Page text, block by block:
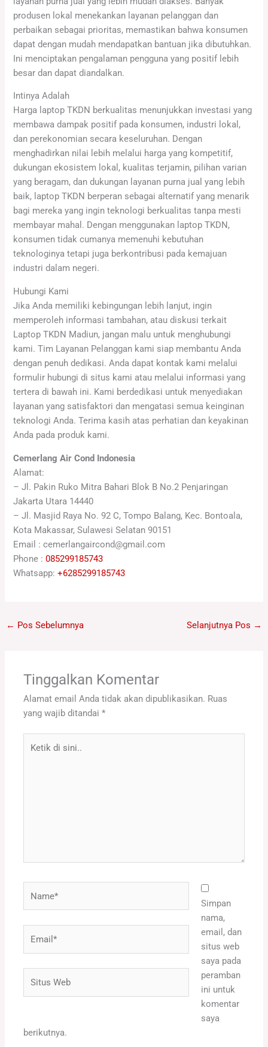
produsen lokal menekankan layanan pelanggan dan
perbaikan sebagai prioritas, memastikan bahwa konsumen
dapat dengan mudah mendapatkan bantuan jika dibutuhkan.
Ini menciptakan pengalaman pengguna yang positif lebih
besar dan dapat diandalkan.
Intinya Adalah
Harga laptop TKDN berkualitas menunjukkan investasi yang
membawa dampak positif pada konsumen, industri lokal,
dan perekonomian secara keseluruhan. Dengan
menghadirkan nilai lebih melalui harga yang kompetitif,
dukungan ekosistem lokal, kualitas terjamin, pilihan varian
yang beragam, dan dukungan layanan purna jual yang lebih
baik, laptop TKDN berperan sebagai alternatif yang menarik
bagi mereka yang ingin teknologi berkualitas tanpa mesti
membayar mahal. Dengan menggunakan laptop TKDN,
konsumen tidak cumanya memenuhi kebutuhan
teknologinya tetapi juga berkontribusi pada kemajuan
industri dalam negeri.
Hubungi Kami
Jika Anda memiliki kebingungan lebih lanjut, ingin
memperoleh informasi tambahan, atau diskusi terkait
Laptop TKDN Madiun, jangan malu untuk menghubungi
kami. Tim Layanan Pelanggan kami siap membantu Anda
dengan penuh dedikasi. Anda dapat kontak kami melalui
formulir hubungi di situs kami atau melalui informasi yang
tertera di bawah ini. Kami berdedikasi untuk menyediakan
layanan yang satisfaktori dan mengatasi semua keinginan
teknologi Anda. Terima kasih atas perhatian dan keyakinan
Anda pada produk kami.
Cemerlang Air Cond Indonesia
Alamat:
– Jl. Pakin Ruko Mitra Bahari Blok B No.2 Penjaringan
Jakarta Utara 14440
– Jl. Masjid Raya No. 92 C, Tompo Balang, Kec. Bontoala,
Kota Makassar, Sulawesi Selatan 90151
Email : cemerlangaircond@gmail.com
Phone :085299185743
Whatsapp:+6285299185743
← Pos Sebelumnya Selanjutnya Pos →
Tinggalkan Komentar
Alamat email Anda tidak akan dipublikasikan. Ruas
yang wajib ditandai*
Simpan
nama,
email, dan
situs web
saya pada
peramban
ini untuk
komentar
saya
berikutnya.